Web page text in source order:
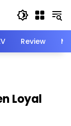
Review
Loyal